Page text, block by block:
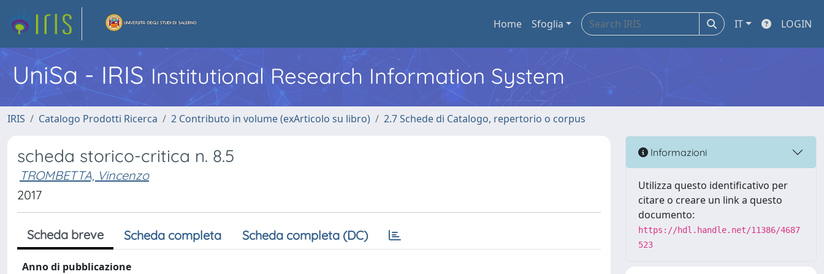
Home Sfoglia IT LOGIN
UniSa - IRIS Institutional Research Information System
IRIS Catalogo Prodotti Ricerca 2 Contributo in volume (exArticolo su libro) 2.7 Schede di Catalogo, repertorio o corpus
scheda storico-critica n. 8.5
TROMBETTA, Vincenzo
2017
Scheda breve Scheda completa Scheda completa (DC)
Anno di pubblicazione
Informazioni
Utilizza questo identificativo per
citare o creare un link a questo
documento:
https://hdl.handle.net/11386/4687
523